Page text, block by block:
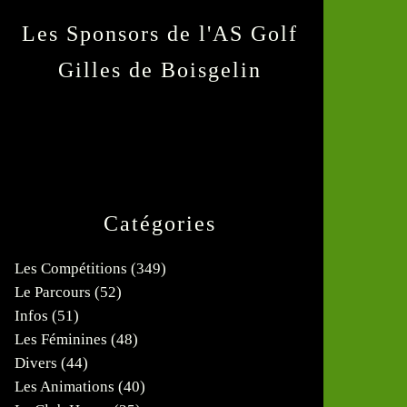
Catégories
Les Compétitions (349)
Le Parcours (52)
Infos (51)
Les Féminines (48)
Divers (44)
Les Animations (40)
Les Sponsors de l'AS Golf
Gilles de Boisgelin